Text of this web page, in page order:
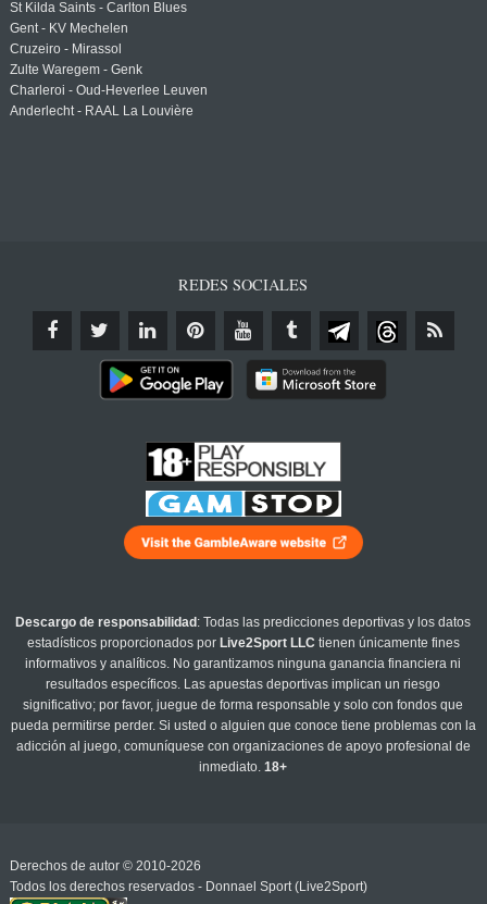
St Kilda Saints - Carlton Blues
Gent - KV Mechelen
Cruzeiro - Mirassol
Zulte Waregem - Genk
Charleroi - Oud-Heverlee Leuven
Anderlecht - RAAL La Louvière
REDES SOCIALES
Descargo de responsabilidad : Todas las predicciones deportivas y los datos
estadísticos proporcionados por Live2Sport LLC tienen únicamente fines
informativos y analíticos. No garantizamos ninguna ganancia financiera ni
resultados específicos. Las apuestas deportivas implican un riesgo
significativo; por favor, juegue de forma responsable y solo con fondos que
pueda permitirse perder. Si usted o alguien que conoce tiene problemas con la
adicción al juego, comuníquese con organizaciones de apoyo profesional de
inmediato.18+
Derechos de autor © 2010-2026
Todos los derechos reservados - Donnael Sport (Live2Sport)